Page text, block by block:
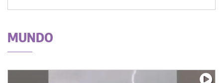
MUNDO